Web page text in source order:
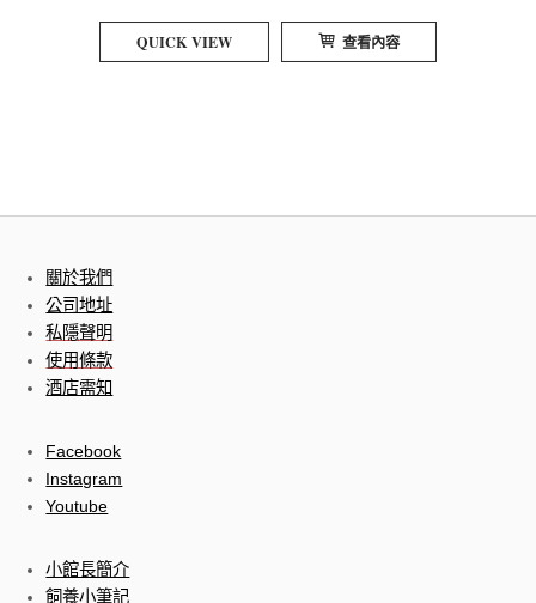
QUICK VIEW 查看內容
關於我們
公司地址
私隱聲明
使用條款
酒店需知
Facebook
Instagram
Youtube
小館長簡介
飼養小筆記